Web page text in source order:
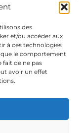
des
et/ou accéder aux
à ces technologies
le comportement
fait de ne pas
avoir un effet